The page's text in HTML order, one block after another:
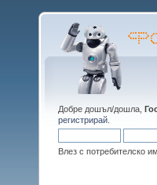
Добре дошъл/дошла,
регистрирай
Влез с потребителско